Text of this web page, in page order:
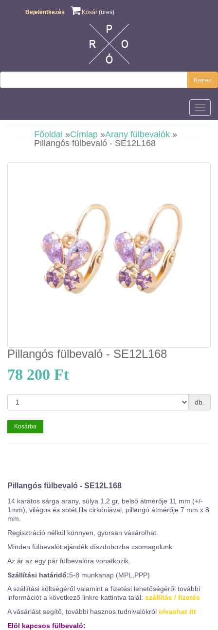
Bejelentkezés Kosár (üres)
Keres
Főoldal »Címlap »Arany fülbevalók »
Pillangós fülbevaló - SE12L168
Pillangós fülbevaló - SE12L168
78 200 Ft
db.
Kosárba
Pillangós fülbevaló - SE12L168
14 karátos sárga arany, súlya 1,2 gr, belső átmérője 11 mm (+/-
1mm), világos és sötét lila cirkóniával, pillangó átmérője 7 mm x 8
mm.
Regisztráció nélkül könnyen, gyorsan vásárolhat.
Minden fülbevalót ajándék díszdobozba csomagolunk.
Az ár az egy pár fülbevalóra vonatkozik.
Szállítási határidő:5-8 munkanap (MPL,PPP)
A szállítási költségéről valamint a fizetési lehetőségéről további
információt a következő linkre kattintva talál: szállítás / fizetés
A vásárlást segítő, további hasznos tudnivalókról olvashat itt
Elöl kapcsos fülbevaló: